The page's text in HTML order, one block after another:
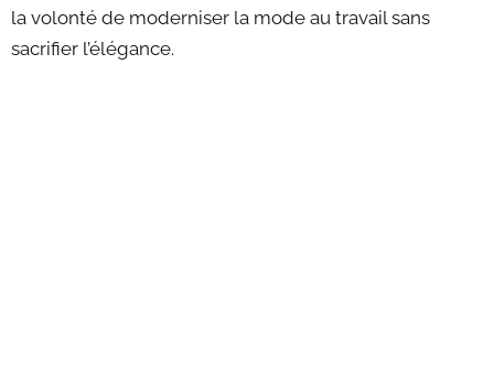
la volonté de moderniser la mode au travail sans
sacrifier l’élégance.